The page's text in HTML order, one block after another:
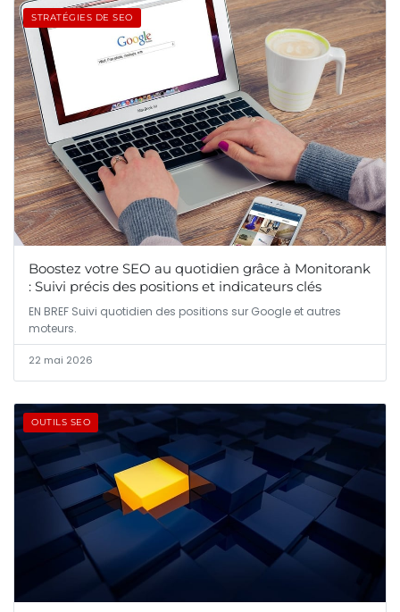
STRATÉGIES DE SEO
Boostez votre SEO au quotidien grâce à Monitorank
: Suivi précis des positions et indicateurs clés
EN BREF Suivi quotidien des positions sur Google et autres
moteurs.
22 mai 2026
OUTILS SEO